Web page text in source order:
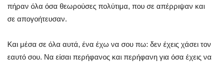
πήραν όλα όσα θεωρούσες πολύτιμα, που σε απέρριψαν και
σε απογοήτευσαν.
Και μέσα σε όλα αυτά, ένα έχω να σου πω: δεν έχεις χάσει τον
εαυτό σου. Να είσαι περήφανος και περήφανη για όσα έχεις να